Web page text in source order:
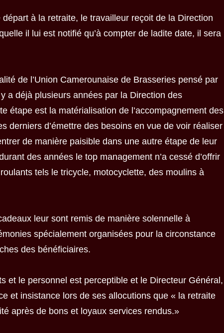
à la retraite, le travailleur reçoit de la Direction
il lui est notifié qu’à compter de ladite date, il sera
de l’Union Camerounaise de Brasseries pensé par
a déjà plusieurs années par la Direction des
étape est la matérialisation de l’accompagnement des
derniers d’émettre des besoins en vue de voir réaliser
de manière paisible dans une autre étape de leur
des années le top management n’a cessé d’offrir
tels le tricycle, motocyclette, des moulins à
leur sont remis de manière solennelle à
spécialement organisées pour la circonstance
des bénéficiaires.
et le personnel est perceptible et le Directeur Général,
et insistance lors de ses allocutions que « la retraite
après de bons et loyaux services rendus.»